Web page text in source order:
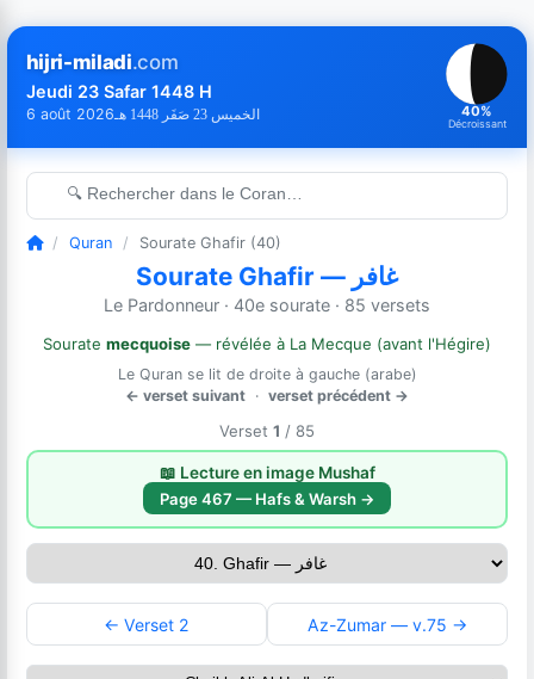
hijri-miladi.com
Jeudi 23 Safar 1448 H
6 août 2026 الخميس 23 صَفَر 1448 هـ 40%
Décroissant
🔍 Rechercher dans le Coran…
/ Quran / Sourate Ghafir (40)
Sourate Ghafir — غافر
Le Pardonneur · 40e sourate · 85 versets
Sourate mecquoise — révélée à La Mecque (avant l'Hégire)
Le Quran se lit de droite à gauche (arabe)
← verset suivant · verset précédent →
Verset 1 / 85
📖 Lecture en image Mushaf
Page 467 — Hafs & Warsh →
← Verset 2 Az-Zumar — v.75 →